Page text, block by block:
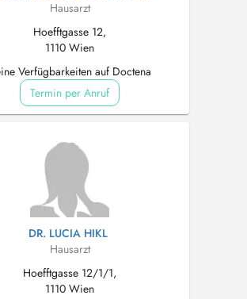
Hausarzt
Hoefftgasse 12,
1110 Wien
Verfügbarkeiten auf Doctena
Termin per Anruf
DR. LUCIA HIKL
Hausarzt
Hoefftgasse 12/1/1,
1110 Wien